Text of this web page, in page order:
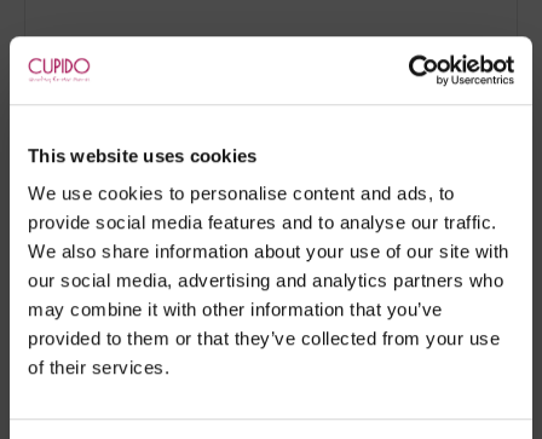
This website uses cookies
We use cookies to personalise content and ads, to
provide social media features and to analyse our traffic.
We also share information about your use of our site with
our social media, advertising and analytics partners who
may combine it with other information that you’ve
provided to them or that they’ve collected from your use
of their services.
um pano húmido ou uma toalhita desinfectante.
A fronha de cetim, pode ser lavado na máquina de
lavar roupa a 30º.
Garantia de 1 ano da marca contra avarias eletricas.
Garantia de 10 anos contra defeitos de fabrico.